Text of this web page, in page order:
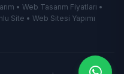
• Web Tasarım Fiyatları •
Site • Web Sitesi Yapımı